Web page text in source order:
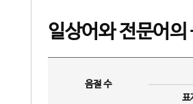
일상어와 전문어의
음절 수
표